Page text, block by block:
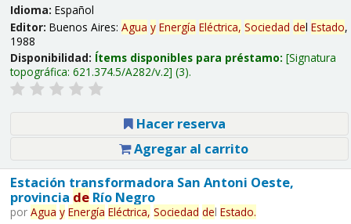
Idioma: Español
Editor: Buenos Aires: Agua y Energía Eléctrica, Sociedad del Estado,
1988
Disponibilidad: Ítems disponibles para préstamo: Signatura
topográfica: 621.374.5/A282/v.2 (3).
Hacer reserva
Agregar al carrito
Estación transformadora San Antoni Oeste,
provincia deRío Negro
por Agua y Energía Eléctrica, Sociedad del Estado.